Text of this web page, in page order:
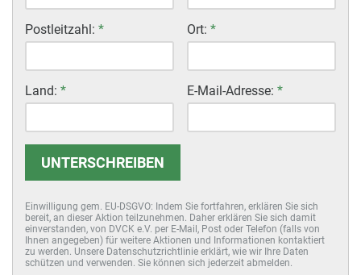
Behörden geschlechtersensibel kommunizieren. Dazu
werden wir einen Handlungsleitfaden erarbeiten.“ Mit
Koalitionsvertrag beschlossen, sich dafür einzusetzen, ins
verfassungsrechtlichen Rang verleihen würde. In Hessen
Wenn die Union einen Neuanfang will, so muss sie sich
psychologisch, ideologisch und politisch von den Grünen
völlig loslösen.CDU/CSU müssen sich endlich wieder
Postleitzahl: * Ort: *
Land: * E-Mail-Adresse: *
UNTERSCHREIBEN
Einwilligung gem. EU-DSGVO: Indem Sie fortfahren, erklären Sie sich
bereit, an dieser Aktion teilzunehmen. Daher erklären Sie sich damit
einverstanden, von DVCK e.V. per E-Mail, Post oder Telefon (falls von
Ihnen angegeben) für weitere Aktionen und Informationen kontaktiert
zu werden. Unsere Datenschutzrichtlinie erklärt, wie wir Ihre Daten
schützen und verwenden. Sie können sich jederzeit abmelden.